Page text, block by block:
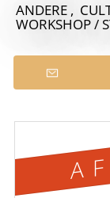
ANDERE ,
WORKSHOP /